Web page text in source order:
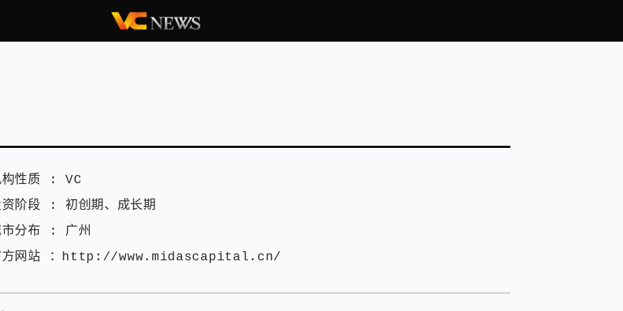
构性质 : VC
资阶段 : 初创期、 成长期
市分布 : 广州
网站 ： http://www.midascapital.cn/